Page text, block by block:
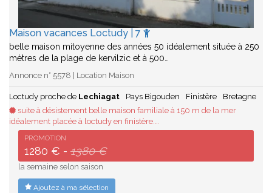
Maison vacances Loctudy | 7
belle maison mitoyenne des années 50 idéalement située à 250
mètres de la plage de kervilzic et à 500…
Annonce n° 5578 | Location Maison
Loctudy proche de Lechiagat Pays Bigouden Finistère
Bretagne
suite à désistement belle maison familiale à 150 m de la mer
idéalement placée à loctudy en finistère.…
PROMOTION
1280 € - 1380 €
la semaine selon saison
Ajoutez à ma sélection